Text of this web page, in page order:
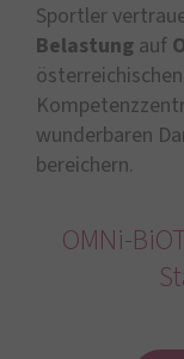
Sportler
Belastung auf
österreichischen
wunderbaren
bereichern.
OMNi-